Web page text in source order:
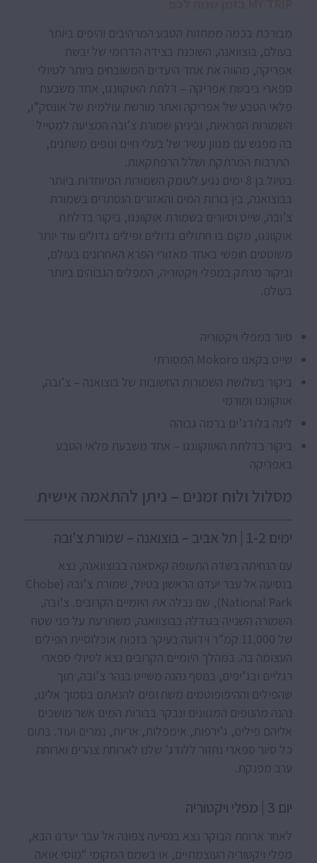
מבורכת בכמה ממחזות הטבע המרהיבים והיפים ביותר
בעולם, בוצוואנה, השוכנת בצידה הדרומי של יבשת
אפריקה, מהווה את אחד היעדים המשובחים ביותר לטיולי
ספארי ביבשת אפריקה – דלתת האוקוונגו, אחד משבעת
פלאי הטבע של אפריקה ואתר מורשת עולמית של אונסק”ו,
השמורות הפראיות, וביניהן שמורת צ’ובה המציעה למטייל
בה מפגש עם מגוון עשיר של בעלי חיים ונופים משתנים,
התרבות המרתקת ושלל הרפתקאות.
בטיול בן 8 ימים נגיע לעומק השמורות המיוחדות ביותר
בבוצואנה, בין בורות המים והאזורים הנסתרים בשמורת
צ’ובה, שייט וסיורים בשמורת אוקוונגו, ביקור בדלתת
אוקוונגו, מקום בו חתולים גדולים ופילים גדולים עוד יותר
משוטטים חופשי באחד מאזורי הפרא האחרונים בעולם,
וביקור מרתק במפלי ויקטוריה, המפלים הגבוהים ביותר
בעולם.
סיור במפלי ויקטוריה
שייט בקאנו Mokoro המסורתי
ביקור בשלושת השמורות החשובות של בוצואנה – צ’ובה,
אווקוונגו ומורמי
לינה בלודג’ים ברמה גבוהה
ביקור בדלתת האווקוונגו – אחד משבעת פלאי הטבע
באפריקה
מסלול ולוח זמנים – ניתן להתאמה אישית
ימים 1-2 | תל אביב – בוצואנה – שמורת צ’ובה
עם הנחיתה בשדה התעופה קאסאנה בבוצוואנה, נצא
בנסיעה אל עבר יעדנו הראשון בטיול, שמורת צ’ובה (Chobe
National Park), שם נבלה את היומיים הקרובים. צ’ובה,
השמורה השנייה בגודלה בבוצוואנה, משתרעת על פני שטח
של 11,000 קמ”ר וידועה בעיקר בזכות אוכלוסיית הפילים
העצומה בה. במהלך היומיים הקרובים נצא לטיולי ספארי
רגליים ובג’יפים, בנוסף נהנה משייט בנהר צ’ובה, תוך
שהפילים וההיפופוטמים משתזפים להנאתם בסמוך אלינו,
נהנה מהנופים המגוונים ונבקר בבורות המים אשר מושכים
אליהם פילים, ג’ירפות, אימפלות, אריות, נמרים ועוד. בתום
כל סיור ספארי נחזור ללודג’ שלנו לארוחת צהרים וארוחת
ערב מפנקת.
יום 3 | מפלי ויקטוריה
לאחר ארוחת הבוקר נצא בנסיעה צפונה אל עבר יעדנו הבא,
מפלי ויקטוריה העוצמתיים, או בשמם המקומי “מוסי אואה